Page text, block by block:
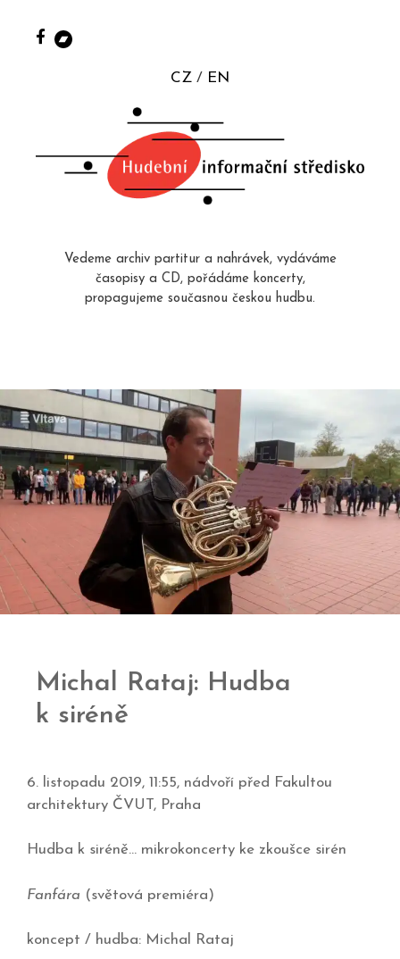
CZ EN
Vedeme archiv partitur a nahrávek, vydáváme
časopisy a CD, pořádáme koncerty,
propagujeme současnou českou hudbu.
Michal Rataj: Hudba
k siréně
6. listopadu 2019, 11:55, nádvoří před Fakultou
architektury ČVUT, Praha
Hudba k siréně… mikrokoncerty ke zkoušce sirén
Fanfára (světová premiéra)
koncept / hudba: Michal Rataj